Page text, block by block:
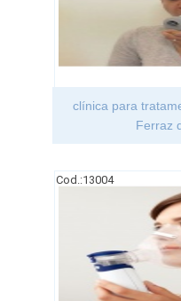
clínica para
Ferraz
Cod.:13004